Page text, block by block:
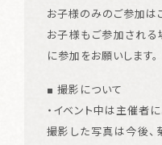
お子様のみのご参加は
お子様もご参加され
に参加をお願いします。
■ 撮影について
・イベント中は主催者
撮影した写真は今後、